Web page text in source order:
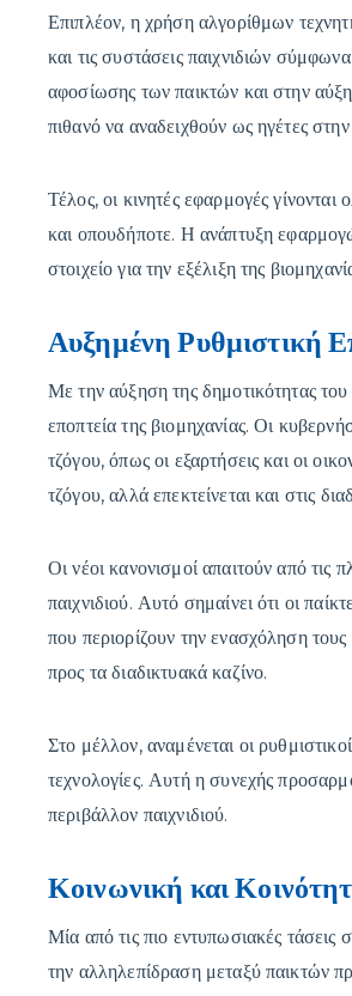
Επιπλέον, η χρήση αλγορίθμων
και τις συστάσεις παιχνιδιών
αφοσίωσης των παικτών και στην
πιθανό να αναδειχθούν ως ηγέτες
Τέλος, οι κινητές εφαρμογές
και οπουδήποτε. Η ανάπτυξη
στοιχείο για την εξέλιξη της
Αυξημένη Ρυθμιστική
Με την αύξηση της δημοτικότητας του
εποπτεία της βιομηχανίας. Οι
τζόγου, όπως οι εξαρτήσεις και οι
τζόγου, αλλά επεκτείνεται και στις
Οι νέοι κανονισμοί απαιτούν από τις
παιχνιδιού. Αυτό σημαίνει ότι οι
που περιορίζουν την ενασχόληση
προς τα διαδικτυακά καζίνο.
Στο μέλλον, αναμένεται οι
τεχνολογίες. Αυτή η συνεχής
περιβάλλον παιχνιδιού.
Κοινωνική και
Μία από τις πιο εντυπωσιακές τάσεις
την αλληλεπίδραση μεταξύ παικτών